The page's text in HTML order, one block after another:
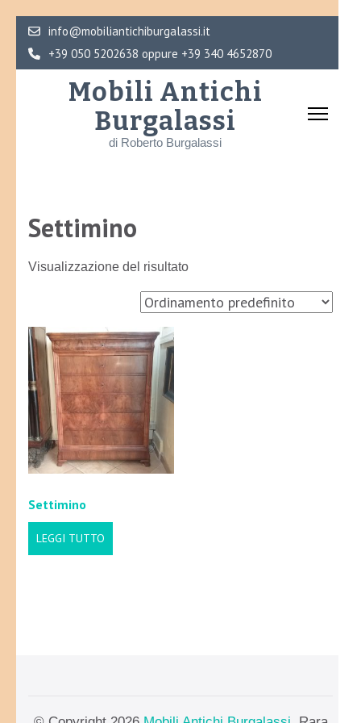
Skip
content
info@mobiliantichiburgalassi.it
+39 050 5202638 oppure +39 340 4652870
Mobili Antichi
Burgalassi
di Roberto Burgalassi
Settimino
Visualizzazione del risultato
Settimino
LEGGI TUTTO